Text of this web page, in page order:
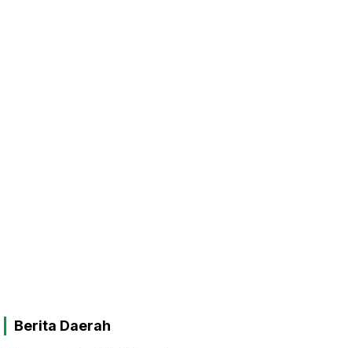
Berita Daerah